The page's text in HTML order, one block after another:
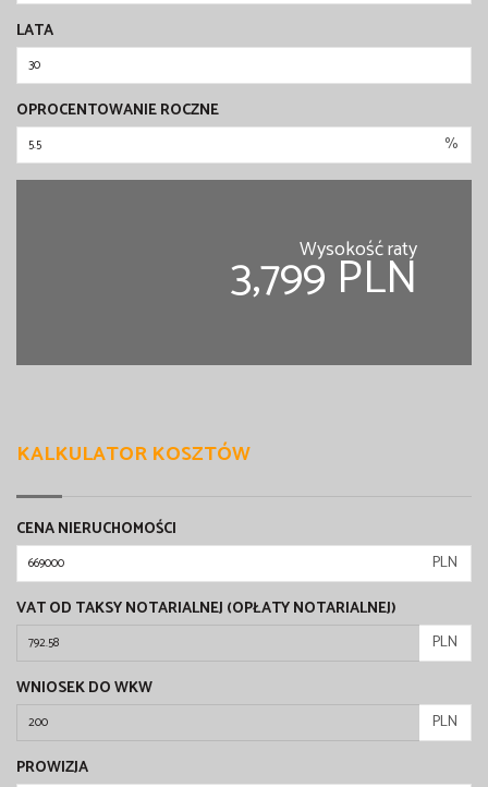
LATA
OPROCENTOWANIE ROCZNE
%
Wysokość raty
3,799 PLN
KALKULATOR KOSZTÓW
CENA NIERUCHOMOŚCI
PLN
VAT OD TAKSY NOTARIALNEJ (OPŁATY NOTARIALNEJ)
PLN
WNIOSEK DO WKW
PLN
PROWIZJA